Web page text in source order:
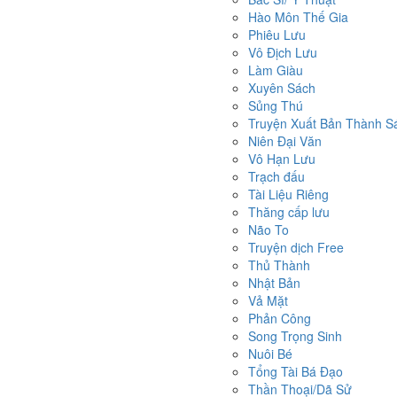
Hào Môn Thế Gia
Phiêu Lưu
Vô Địch Lưu
Làm Giàu
Xuyên Sách
Sủng Thú
Truyện Xuất Bản Thành
Niên Đại Văn
Vô Hạn Lưu
Trạch đấu
Tài Liệu Riêng
Thăng cấp lưu
Não To
Truyện dịch Free
Thủ Thành
Nhật Bản
Vả Mặt
Phản Công
Song Trọng Sinh
Nuôi Bé
Tổng Tài Bá Đạo
Thần Thoại/Dã Sử